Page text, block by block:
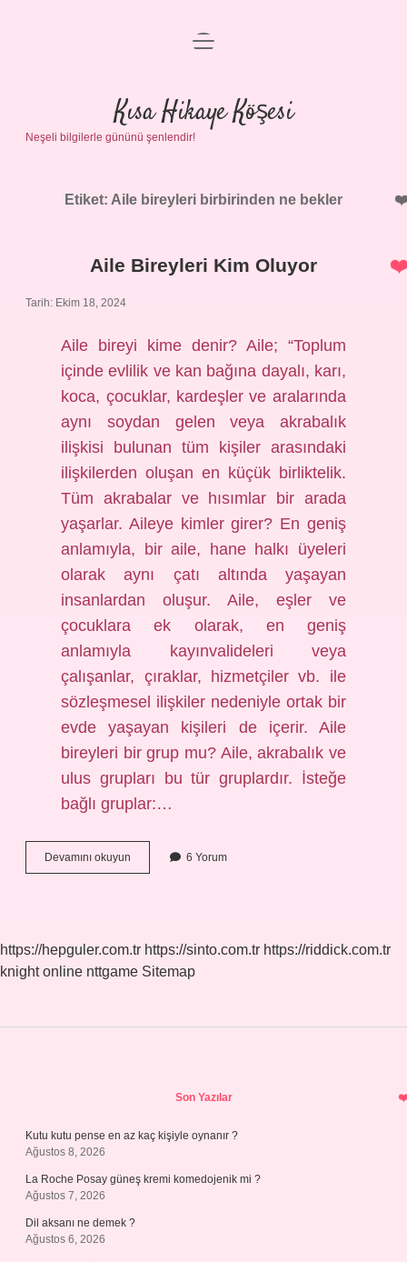
Anasayfa
Gizlilik Politikası
Yasal Uyarı
menüyü
Kısa Hikaye Köşesi
Neşeli bilgilerle gününü şenlendir!
Etiket: Aile bireyleri birbirinden ne bekler
Aile Bireyleri Kim Oluyor
Tarih: Ekim 18, 2024
Aile bireyi kime denir? Aile; “Toplum
içinde evlilik ve kan bağına dayalı, karı,
koca, çocuklar, kardeşler ve aralarında
aynı soydan gelen veya akrabalık
ilişkisi bulunan tüm kişiler arasındaki
ilişkilerden oluşan en küçük birliktelik.
Tüm akrabalar ve hısımlar bir arada
yaşarlar. Aileye kimler girer? En geniş
anlamıyla, bir aile, hane halkı üyeleri
olarak aynı çatı altında yaşayan
insanlardan oluşur. Aile, eşler ve
çocuklara ek olarak, en geniş
anlamıyla kayınvalideleri veya
çalışanlar, çıraklar, hizmetçiler vb. ile
sözleşmesel ilişkiler nedeniyle ortak bir
evde yaşayan kişileri de içerir. Aile
bireyleri bir grup mu? Aile, akrabalık ve
ulus grupları bu tür gruplardır. İsteğe
bağlı gruplar:…
Devamını okuyun
Bireyleri
6 Yorum
https://hepguler.com.tr https://sinto.com.tr https://riddick.com.tr
knight online nttgame Sitemap
Son Yazılar
Kutu kutu pense en az kaç kişiyle oynanır ?
Ağustos 8, 2026
La Roche Posay güneş kremi komedojenik mi ?
Ağustos 7, 2026
Dil aksanı ne demek ?
Ağustos 6, 2026